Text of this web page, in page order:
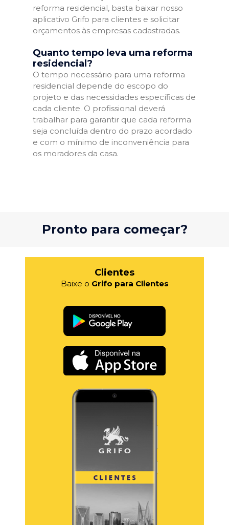
reforma residencial, basta baixar nosso
aplicativo Grifo para clientes e solicitar
orçamentos às empresas cadastradas.
Quanto tempo leva uma reforma
residencial?
O tempo necessário para uma reforma
residencial depende do escopo do
projeto e das necessidades específicas de
cada cliente. O profissional deverá
trabalhar para garantir que cada reforma
seja concluída dentro do prazo acordado
e com o mínimo de inconveniência para
os moradores da casa.
Pronto para começar?
Clientes
Baixe o Grifo para Clientes